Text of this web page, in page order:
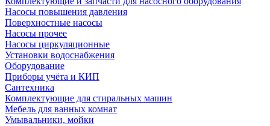
Насосы повышения давления
Поверхностные насосы
Насосы прочее
Насосы циркуляционные
Установки водоснабжения
Оборудование
Приборы учёта и КИП
Сантехника
Комплектующие для стиральных машин
Мебель для ванных комнат
Умывальники, мойки